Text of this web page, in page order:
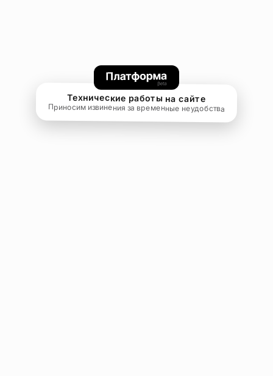
Технические работы на сайте
Приносим извинения за временные неудобства